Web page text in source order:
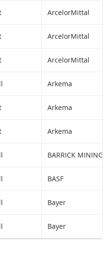
ArcelorMittal
ArcelorMittal
ArcelorMittal
Arkema
Arkema
Arkema
BARRICK MINING
BASF
Bayer
Bayer